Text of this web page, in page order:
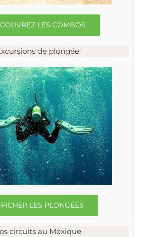
LES COMBOS
de plongée
LES PLONGÉES
circuits au Mexique